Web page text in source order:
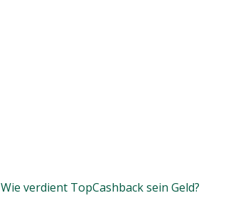
Wie verdient TopCashback sein Geld?